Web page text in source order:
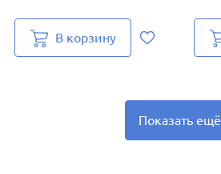
В корзину
Показать ещё